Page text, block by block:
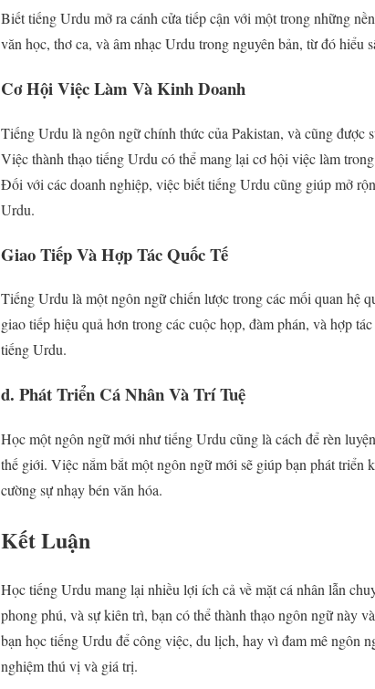
Biết tiếng Urdu mở ra cánh cửa tiếp cận với một trong những
văn học, thơ ca, và âm nhạc Urdu trong nguyên bản, từ đó hiểu
Cơ Hội Việc Làm Và Kinh Doanh
Tiếng Urdu là ngôn ngữ chính thức của Pakistan, và cũng
Việc thành thạo tiếng Urdu có thể mang lại cơ hội việc làm
Đối với các doanh nghiệp, việc biết tiếng Urdu cũng giúp mở
Urdu.
Giao Tiếp Và Hợp Tác Quốc Tế
Tiếng Urdu là một ngôn ngữ chiến lược trong các mối quan hệ
giao tiếp hiệu quả hơn trong các cuộc họp, đàm phán, và hợp
tiếng Urdu.
d. Phát Triển Cá Nhân Và Trí Tuệ
Học một ngôn ngữ mới như tiếng Urdu cũng là cách để rèn
thế giới. Việc nắm bắt một ngôn ngữ mới sẽ giúp bạn phát
cường sự nhạy bén văn hóa.
Kết Luận
Học tiếng Urdu mang lại nhiều lợi ích cả về mặt cá nhân lẫn
phong phú, và sự kiên trì, bạn có thể thành thạo ngôn ngữ này
bạn học tiếng Urdu để công việc, du lịch, hay vì đam mê ngôn
nghiệm thú vị và giá trị.